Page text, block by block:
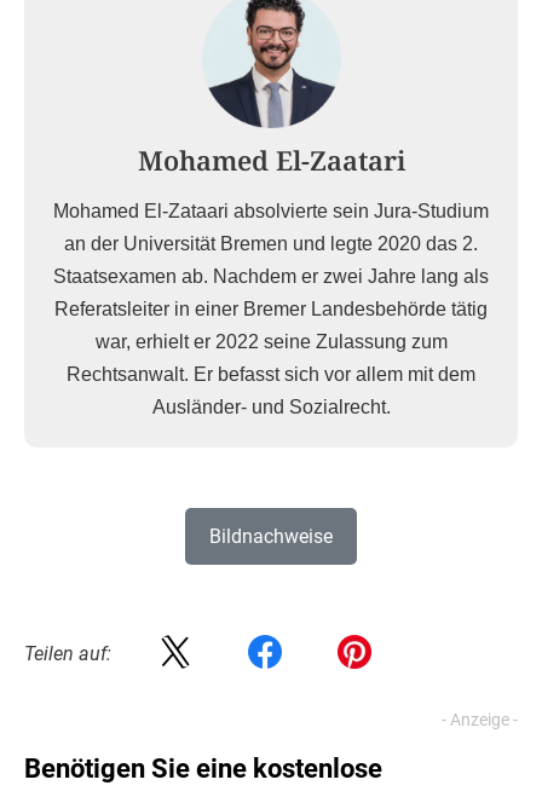
Mohamed El-Zaatari
Mohamed El-Zataari absolvierte sein Jura-Studium
an der Universität Bremen und legte 2020 das 2.
Staatsexamen ab. Nachdem er zwei Jahre lang als
Referatsleiter in einer Bremer Landesbehörde tätig
war, erhielt er 2022 seine Zulassung zum
Rechtsanwalt. Er befasst sich vor allem mit dem
Ausländer- und Sozialrecht.
Bildnachweise
Teilen auf:
Benötigen Sie eine kostenlose